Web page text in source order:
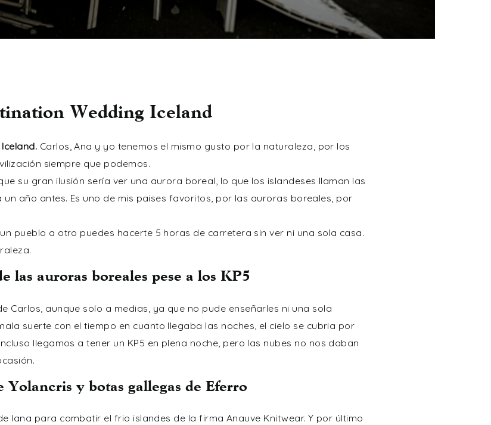
Wedding Iceland
Carlos, Ana y yo tenemos el mismo gusto por la naturaleza, por los
siempre que podemos.
su gran ilusión sería ver una aurora boreal, lo que los islandeses llaman las
un año antes. Es uno de mis paises favoritos, por las auroras boreales, por
pueblo a otro puedes hacerte 5 horas de carretera sin ver ni una sola casa.
las auroras boreales pese a los KP5
Carlos, aunque solo a medias, ya que no pude enseñarles ni una sola
suerte con el tiempo en cuanto llegaba las noches, el cielo se cubria por
llegamos a tener un KP5 en plena noche, pero las nubes no nos daban
Yolancris y botas gallegas de Eferro
lana para combatir el frio islandes de la firmaAnauve Knitwear. Y por último